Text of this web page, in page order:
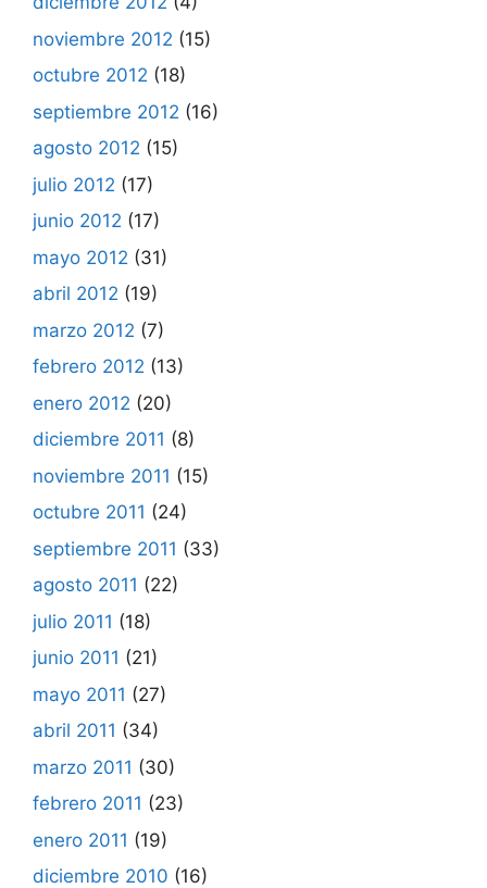
noviembre 2012 (15)
octubre 2012 (18)
septiembre 2012 (16)
agosto 2012 (15)
julio 2012 (17)
junio 2012 (17)
mayo 2012 (31)
abril 2012 (19)
marzo 2012 (7)
febrero 2012 (13)
enero 2012 (20)
diciembre 2011 (8)
noviembre 2011 (15)
octubre 2011 (24)
septiembre 2011 (33)
agosto 2011 (22)
julio 2011 (18)
junio 2011 (21)
mayo 2011 (27)
abril 2011 (34)
marzo 2011 (30)
febrero 2011 (23)
enero 2011 (19)
diciembre 2010 (16)